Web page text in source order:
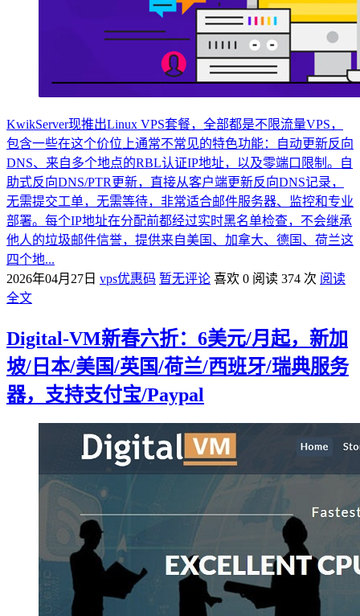
KwikServer现推出Linux VPS套餐，全部都是不限流量VPS，
包含一些在这个价位上通常不常见的特色功能：自动更新反向
DNS、来自多个地点的RBL认证IP地址，以及零端口限制。自
助式反向DNS/PTR更新，直接从客户端更新反向DNS记录，
无需提交工单，无需等待，非常适合邮件服务器、监控和专业
部署。每个IP地址在分配前都经过实时黑名单检查，不会继承
他人的垃圾邮件信誉，提供来自美国、加拿大、德国、荷兰这
四个地...
2026年04月27日 vps优惠码 暂无评论 喜欢 0 阅读 374 次 阅读
全文
Digital-VM新春六折：6美元/月起，新加
坡/日本/美国/英国/荷兰/西班牙/瑞典服务
器，支持支付宝/Paypal